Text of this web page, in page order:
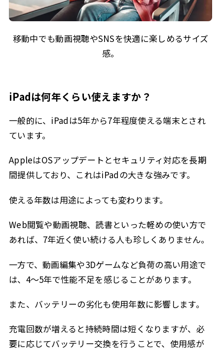
移動中でも動画視聴やSNSを快適に楽しめるサイズ
感。
iPadは何年くらい使えますか？
一般的に、iPadは5年から7年程度使える端末とされ
ています。
AppleはOSアップデートとセキュリティ対応を長期
間提供しており、これはiPadの大きな強みです。
使える年数は用途によっても変わります。
Web閲覧や動画視聴、読書といった軽めの使い方で
あれば、7年近く使い続ける人も珍しくありません。
一方で、動画編集や3Dゲームなど負荷の高い用途で
は、4〜5年で性能不足を感じることがあります。
また、バッテリーの劣化も使用年数に影響します。
充電回数が増えると持続時間は短くなりますが、必
要に応じてバッテリー交換を行うことで、使用感が